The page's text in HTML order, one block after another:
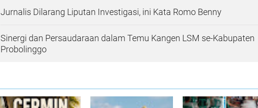
Jurnalis Dilarang Liputan Investigasi, ini Kata Romo Benny
Sinergi dan Persaudaraan dalam Temu Kangen LSM se-Kabupaten
Probolinggo